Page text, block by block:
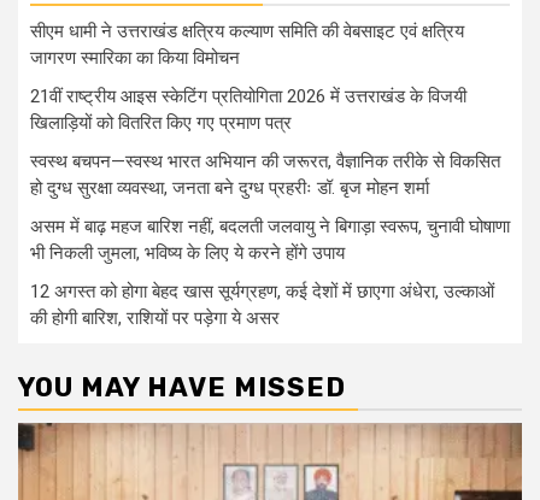
सीएम धामी ने उत्तराखंड क्षत्रिय कल्याण समिति की वेबसाइट एवं क्षत्रिय
जागरण स्मारिका का किया विमोचन
21वीं राष्ट्रीय आइस स्केटिंग प्रतियोगिता 2026 में उत्तराखंड के विजयी
खिलाड़ियों को वितरित किए गए प्रमाण पत्र
स्वस्थ बचपन—स्वस्थ भारत अभियान की जरूरत, वैज्ञानिक तरीके से विकसित
हो दुग्ध सुरक्षा व्यवस्था, जनता बने दुग्ध प्रहरीः डॉ. बृज मोहन शर्मा
असम में बाढ़ महज बारिश नहीं, बदलती जलवायु ने बिगाड़ा स्वरूप, चुनावी घोषाणा
भी निकली जुमला, भविष्य के लिए ये करने होंगे उपाय
12 अगस्त को होगा बेहद खास सूर्यग्रहण, कई देशों में छाएगा अंधेरा, उल्काओं
की होगी बारिश, राशियों पर पड़ेगा ये असर
YOU MAY HAVE MISSED